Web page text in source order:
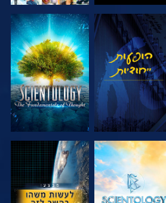
צפה בדוק את הסדרה
בדוק את הסדרה צפה